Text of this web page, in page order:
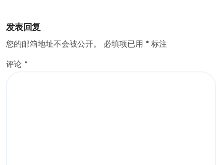
发表回复
您的邮箱地址不会被公开。 必填项已用 * 标注
评论 *